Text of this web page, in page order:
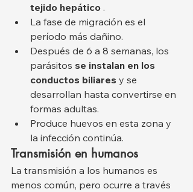
tejido hepático .
La fase de migración es el
período más dañino.
Después de 6 a 8 semanas, los
parásitos se instalan en los
conductos biliares y se
desarrollan hasta convertirse en
formas adultas.
Produce huevos en esta zona y
la infección continúa.
Transmisión en humanos
La transmisión a los humanos es
menos común, pero ocurre a través